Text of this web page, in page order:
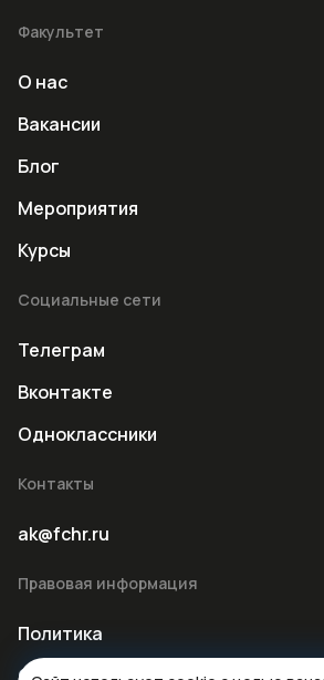
Факультет
О нас
Вакансии
Блог
Мероприятия
Курсы
Социальные сети
Телеграм
Вконтакте
Одноклассники
Контакты
ak@fchr.ru
Правовая информация
Политика